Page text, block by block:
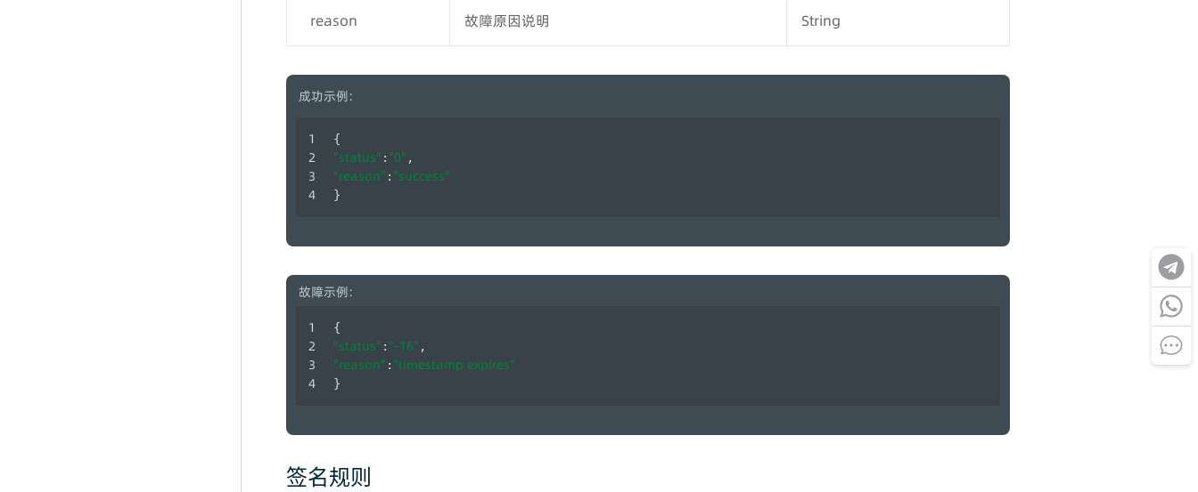
reason 故障原因说明 String
成功示例:
{
"status" : "0" ,
"reason" : "success"
}
故障示例:
{
"status" : "-16" ,
"reason" : "timestamp expires"
}
签名规则